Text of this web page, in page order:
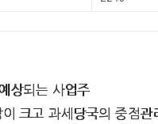
상되는 사업주
크고 과세당국의 중점관